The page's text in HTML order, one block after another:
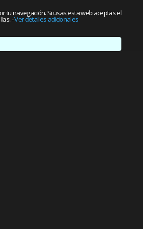
tu navegación. Si usas esta web aceptas el
-Ver detalles adicionales